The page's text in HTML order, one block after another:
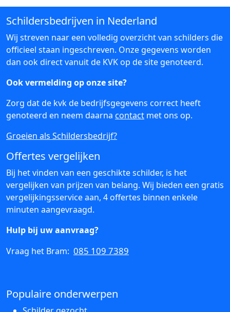
Schildersbedrijven in Nederland
Wij streven naar een volledig overzicht van schilders die
officieel staan ingeschreven. Onze gegevens worden
dan ook direct vanuit de KVK op de site genoteerd.
Ook vermelding op onze site?
Zorg dat de kvk de bedrijfsgegevens correct heeft
genoteerd en neem daarna contact met ons op.
Groeien als Schildersbedrijf?
Offertes vergelijken
Bij het vinden van een geschikte schilder, is het
vergelijken van prijzen van belang. Wij bieden een gratis
vergelijkingsservice aan, 4 offertes binnen enkele
minuten aangevraagd.
Hulp bij uw aanvraag?
Vraag het Bram: 085 109 7389
Populaire onderwerpen